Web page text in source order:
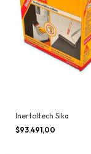
Inertoltech Sika
$93.491,00